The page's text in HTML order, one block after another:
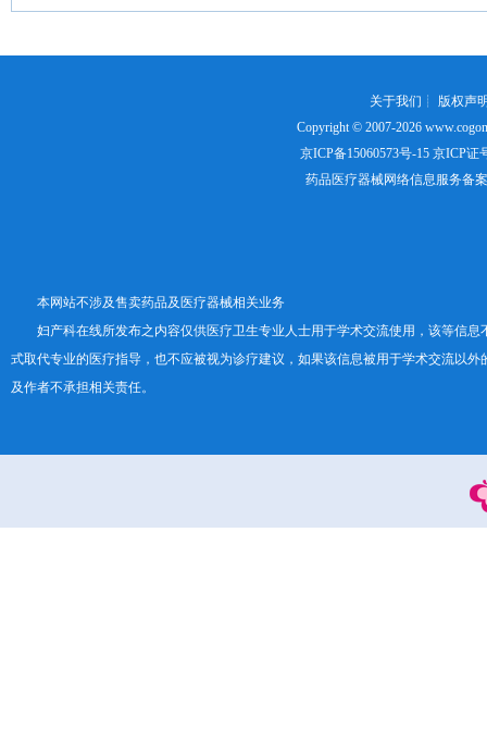
关于我们 ┊ 版权声
Copyright © 2007-2026
京ICP备15060573号-15京ICP证
药品医疗器械网络信息服务备
本网站不涉及售卖药品及医疗器械相关业务
妇产科在线所发布之内容仅供医疗卫生专业人士用于学术交流使用，该等信息
式取代专业的医疗指导，也不应被视为诊疗建议，如果该信息被用于学术交流以外
及作者不承担相关责任。